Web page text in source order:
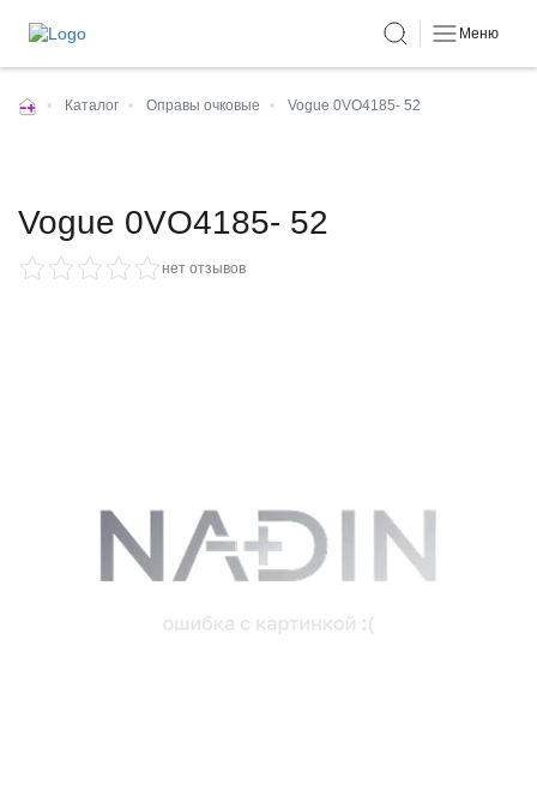
Меню
• Каталог • Оправы очковые • Vogue 0VO4185- 52
Vogue 0VO4185- 52
нет отзывов